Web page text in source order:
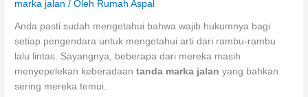
marka jalan / Oleh Rumah Aspal
Anda pasti sudah mengetahui bahwa wajib hukumnya bagi
setiap pengendara untuk mengetahui arti dari rambu-rambu
lalu lintas. Sayangnya, beberapa dari mereka masih
menyepelekan keberadaantanda marka jalan yang bahkan
sering mereka temui.